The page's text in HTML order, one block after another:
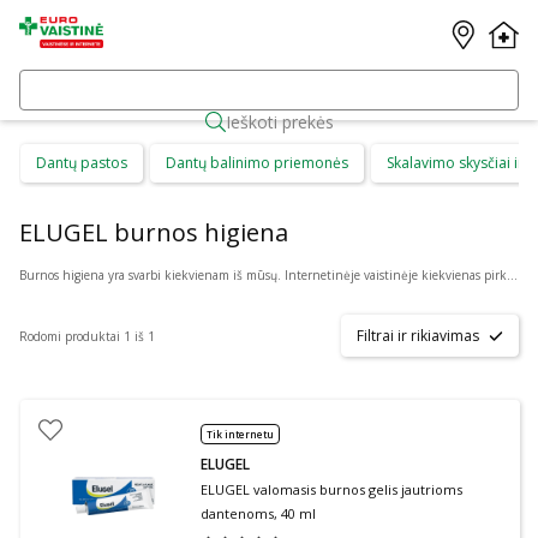
Ieškoti prekės
Dantų pastos Dantų balinimo priemonės Skalavimo skysčiai ir
ELUGEL burnos higiena
Burnos higiena yra svarbi kiekvienam iš mūsų. Internetinėje vaistinėje kiekvienas pirkėjas gali rasti daug skirtingų burnos higienos priemonių suaugusiems ir vaikams. Čia galima patogiai pirkti: dantų priežiūros priemones, kaip dantų pasta ar skalavimo skystis, dantų šepetėlius ir irigatorius, protezus ir plokštelių priežiūros priemones bei skirtingus gelius ar tepalus.
Rodomi produktai 1 iš 1 Filtrai ir rikiavimas
Tik internetu
ELUGEL
ELUGEL valomasis burnos gelis jautrioms
dantenoms, 40 ml